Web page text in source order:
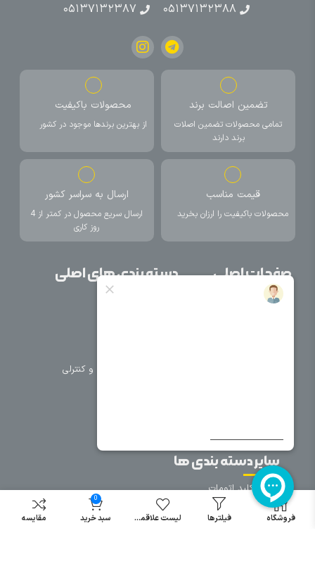
۰۵۱۳۷۱۳۲۳۸۸
۰۵۱۳۷۱۳۲۳۸۷
تضمین اصالت برند
تمامی محصولات تضمین اصلات
برند دارند
محصولات باکیفیت
از بهترین برندها موجود در کشور
قیمت مناسب
محصولات باکیفیت را ارزان بخرید
ارسال به سراسر کشور
ارسال سریع محصول در کمتر از 4
روز کاری
صفحات اصلی
خانه
دسته بندی های اصلی
تجهیزات حفاظتی و کنترلی
سایر دسته بندی ها
خرید کلید اتومات
خرید کنتاکتور
خرید فیوز
فروشگاه فیلترها لیست علاقمندی
0
سبد خرید مقایسه